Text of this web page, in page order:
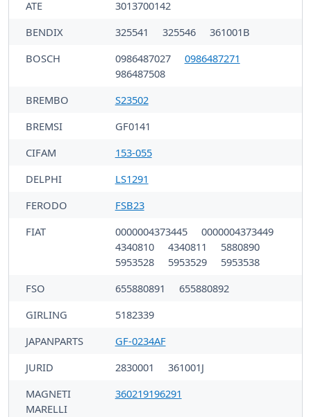
ATE
3013700142
BENDIX
325541 325546
361001B
BOSCH
0986487027
0986487271
986487508
BREMBO
S23502
BREMSI
GF0141
CIFAM
153-055
DELPHI
LS1291
FERODO
FSB23
FIAT
0000004373445
0000004373449
4340810
4340811
5880890
5953528
5953529
5953538
FSO
655880891
655880892
GIRLING
5182339
JAPANPARTS
GF-0234AF
JURID
2830001
361001J
MAGNETI
MARELLI
360219196291